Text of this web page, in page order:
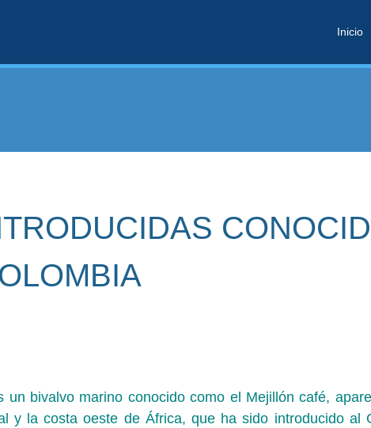
Inicio
un bivalvo marino conocido como el Mejillón café,
y la costa oeste de África, que ha sido introducido al